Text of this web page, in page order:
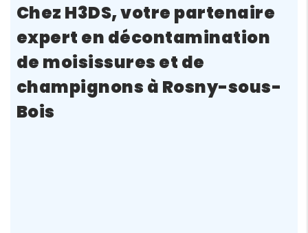
Chez H3DS, votre partenaire
expert en décontamination
de moisissures et de
champignons à Rosny-sous-
Bois